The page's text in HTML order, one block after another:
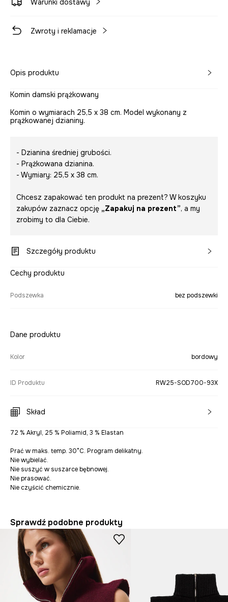
Warunki dostawy
Zwroty i reklamacje
Opis produktu
Komin damski prążkowany
Komin o wymiarach 25,5 x 38 cm. Model wykonany z
prążkowanej dzianiny.
- Dzianina średniej grubości.
- Prążkowana dzianina.
- Wymiary: 25,5 x 38 cm.
Chcesz zapakować ten produkt na prezent? W koszyku
zakupów zaznacz opcję „Zapakuj na prezent”, a my
zrobimy to dla Ciebie.
Szczegóły produktu
Cechy produktu
Podszewka bez podszewki
Dane produktu
Kolor bordowy
ID Produktu RW25-SOD700-93X
Skład
72 % Akryl, 25 % Poliamid, 3 % Elastan
Prać w maks. temp. 30°C. Program delikatny.
Nie wybielać.
Nie suszyć w suszarce bębnowej.
Nie prasować.
Nie czyścić chemicznie.
Sprawdź podobne produkty